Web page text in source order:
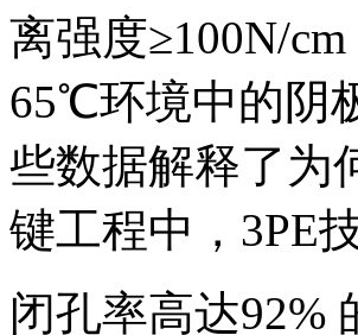
离强度≥100N/
65℃环境中的阴
些数据解释了为
键工程中，3PE
闭孔率高达92%